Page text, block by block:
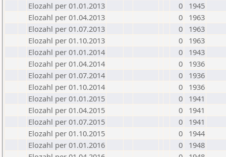
Elozahl per 01.01.2013
0
1945
Elozahl per 01.04.2013
0
1963
Elozahl per 01.07.2013
0
1963
Elozahl per 01.10.2013
0
1963
Elozahl per 01.01.2014
0
1943
Elozahl per 01.04.2014
0
1936
Elozahl per 01.07.2014
0
1936
Elozahl per 01.10.2014
0
1936
Elozahl per 01.01.2015
0
1941
Elozahl per 01.04.2015
0
1941
Elozahl per 01.07.2015
0
1941
Elozahl per 01.10.2015
0
1944
Elozahl per 01.01.2016
0
1948